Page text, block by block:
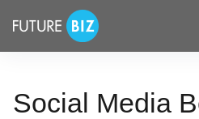
überspringen
FUTUREBIZ
Social Media